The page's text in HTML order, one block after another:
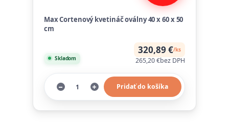
Max Cortenový kvetináč oválny 40 x 60 x 50
cm
320,89 €/ks
265,20 €bez DPH
Skladom
Pridať do košíka